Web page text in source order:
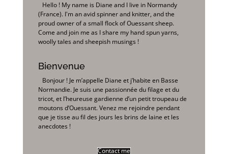
Hello ! My name is Diane and I live in Normandy
(France). I'm an avid spinner and knitter, and the
proud owner of a small flock of Ouessant sheep.
Come and join me as I share my hand spun yarns,
woolly tales and sheepish musings !
Bienvenue
Bonjour ! Je m’appelle Diane et j’habite en Basse
Normandie. Je suis une passionnée du filage et du
tricot, et l’heureuse gardienne d’un petit troupeau de
moutons d’Ouessant. Venez me rejoindre pendant
que je tisse au fil des jours les brins de laine et les
anecdotes !
Contact me